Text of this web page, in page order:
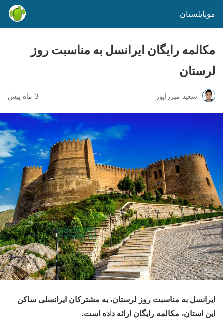
موبایلستان
مکالمه رایگان ایرانسل به مناسبت روز
لرستان
سعید میرزاپور 3 ماه پیش
ایرانسل به مناسبت روز لرستان، به مشترکان ایرانسلی ساکن
این استان، مکالمه رایگان ارائه داده است.